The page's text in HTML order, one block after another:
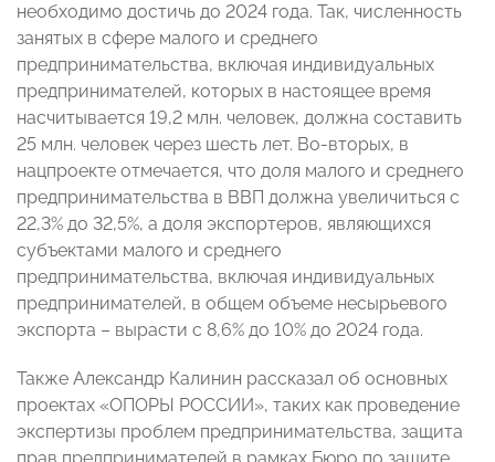
необходимо достичь до 2024 года. Так, численность
занятых в сфере малого и среднего
предпринимательства, включая индивидуальных
предпринимателей, которых в настоящее время
насчитывается 19,2 млн. человек, должна составить
25 млн. человек через шесть лет. Во-вторых, в
нацпроекте отмечается, что доля малого и среднего
предпринимательства в ВВП должна увеличиться с
22,3% до 32,5%, а доля экспортеров, являющихся
субъектами малого и среднего
предпринимательства, включая индивидуальных
предпринимателей, в общем объеме несырьевого
экспорта – вырасти с 8,6% до 10% до 2024 года.
Также Александр Калинин рассказал об основных
проектах «ОПОРЫ РОССИИ», таких как проведение
экспертизы проблем предпринимательства, защита